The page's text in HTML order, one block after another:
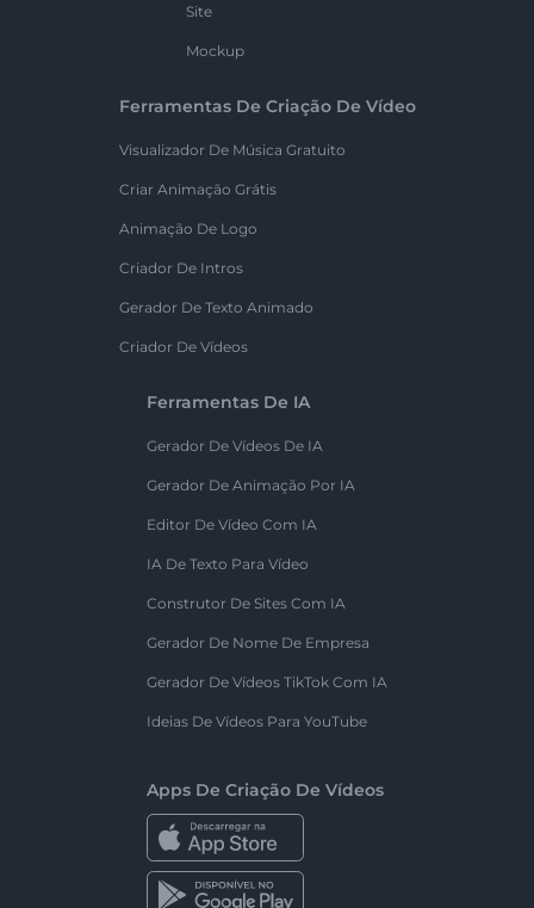
Site
Mockup
Ferramentas De Criação De Vídeo
Visualizador De Música Gratuito
Criar Animação Grátis
Animação De Logo
Criador De Intros
Gerador De Texto Animado
Criador De Vídeos
Ferramentas De IA
Gerador De Vídeos De IA
Gerador De Animação Por IA
Editor De Vídeo Com IA
IA De Texto Para Vídeo
Construtor De Sites Com IA
Gerador De Nome De Empresa
Gerador De Vídeos TikTok Com IA
Ideias De Vídeos Para YouTube
Apps De Criação De Vídeos